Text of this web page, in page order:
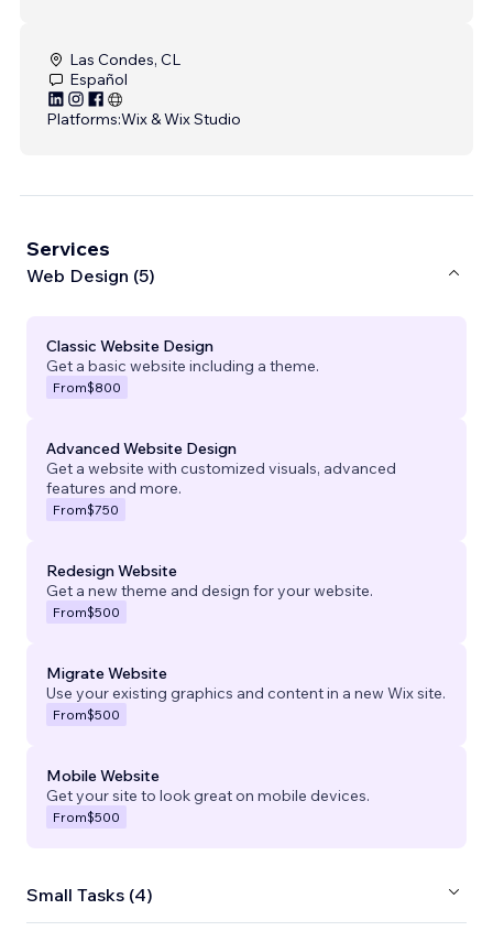
Las Condes, CL
Español
Platforms:Wix & Wix Studio
Services
Web Design (5)
Classic Website Design
Get a basic website including a theme.
From$800
Advanced Website Design
Get a website with customized visuals, advanced
features and more.
From$750
Redesign Website
Get a new theme and design for your website.
From$500
Migrate Website
Use your existing graphics and content in a new Wix site.
From$500
Mobile Website
Get your site to look great on mobile devices.
From$500
Small Tasks (4)